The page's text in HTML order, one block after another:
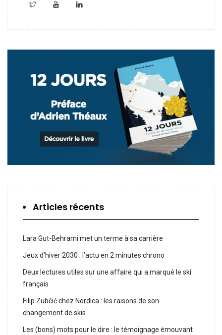
Articles récents
Lara Gut-Behrami met un terme à sa carrière
Jeux d’hiver 2030 : l’actu en 2 minutes chrono
Deux lectures utiles sur une affaire qui a marqué le ski
français
Filip Zubčić chez Nordica : les raisons de son
changement de skis
Les (bons) mots pour le dire : le témoignage émouvant